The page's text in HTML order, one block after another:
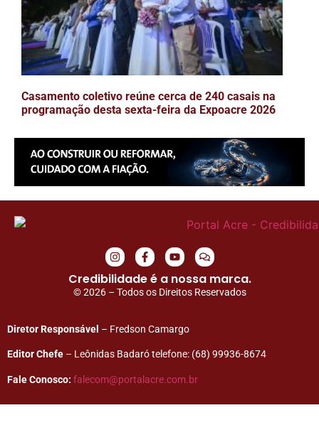
Casamento coletivo reúne cerca de 240 casais na
programação desta sexta-feira da Expoacre 2026
Credibilidade é a nossa marca.
© 2026 – Todos os Direitos Reservados
Diretor Responsável – Fredson Camargo
Editor Chefe – Leônidas Badaró telefone: (68) 99936-8674
Fale Conosco: falecom@portalacre.com.br